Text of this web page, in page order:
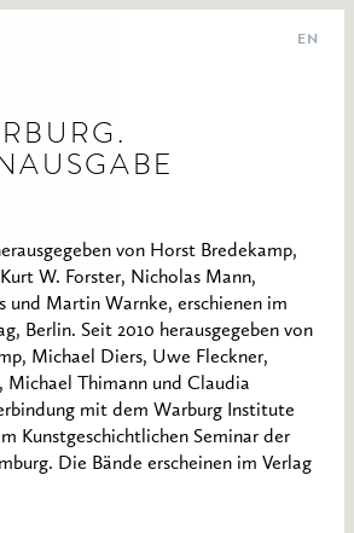
WARBURG
HAUS
KUNST«
DEM
DES
ARCHIV
EN
von Horst Bredekamp,
W. Forster, Nicholas Mann,
und Martin Warnke, erschienen im
Berlin. Seit 2010 herausgegeben von
Michael Diers, Uwe Fleckner,
Michael Thimann und Claudia
mit dem Warburg Institute
Kunstgeschichtlichen Seminar der
Die Bände erscheinen im Verlag